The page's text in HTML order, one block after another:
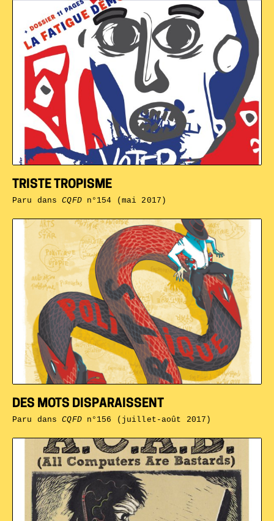
DES MOTS DISPARAISSENT
Paru dansCQFDn°156 (juillet-août 2017)
TRISTE TROPISME
Paru dansCQFDn°154 (mai 2017)